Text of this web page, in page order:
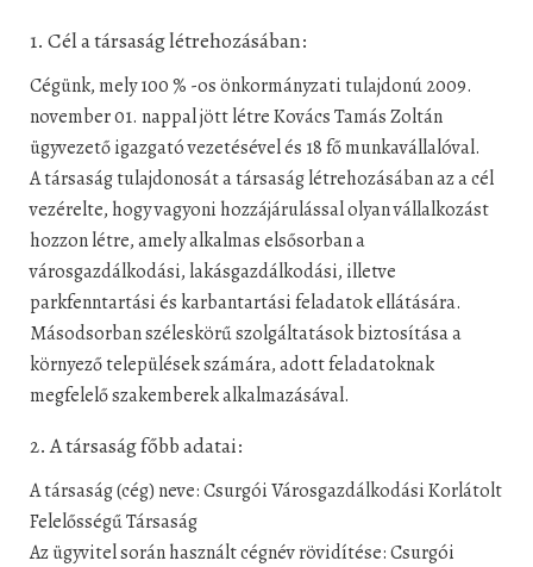
1. Cél a társaság létrehozásában:
Cégünk, mely 100 % -os önkormányzati tulajdonú 2009.
november 01. nappal jött létre Kovács Tamás Zoltán
ügyvezető igazgató vezetésével és 18 fő munkavállalóval.
A társaság tulajdonosát a társaság létrehozásában az a cél
vezérelte, hogy vagyoni hozzájárulással olyan vállalkozást
hozzon létre, amely alkalmas elsősorban a
városgazdálkodási, lakásgazdálkodási, illetve
parkfenntartási és karbantartási feladatok ellátására.
Másodsorban széleskörű szolgáltatások biztosítása a
környező települések számára, adott feladatoknak
megfelelő szakemberek alkalmazásával.
2. A társaság főbb adatai:
A társaság (cég) neve: Csurgói Városgazdálkodási Korlátolt
Felelősségű Társaság
Az ügyvitel során használt cégnév rövidítése: Csurgói